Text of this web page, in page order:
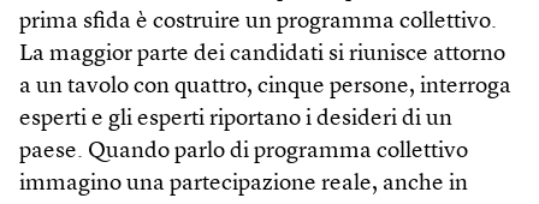
prima sfida è costruire un programma collettivo.
La maggior parte dei candidati si riunisce attorno
a un tavolo con quattro, cinque persone, interroga
esperti e gli esperti riportano i desideri di un
paese. Quando parlo di programma collettivo
immagino una partecipazione reale, anche in